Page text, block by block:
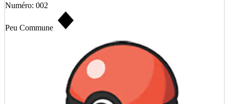
Numéro: 002
Peu Commune